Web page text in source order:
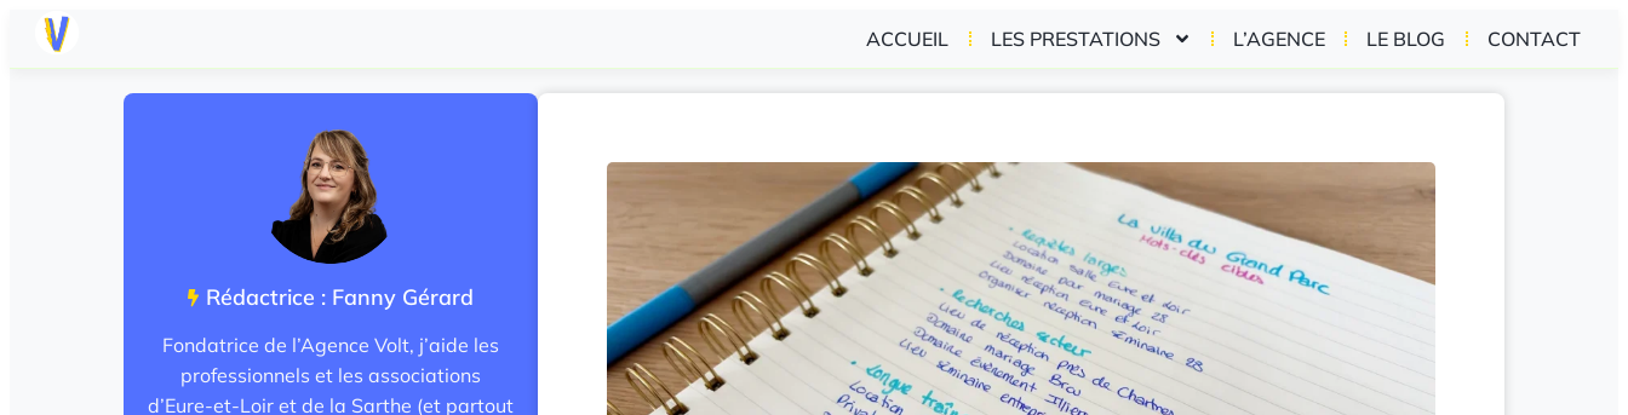
ACCUEIL LES PRESTATIONS L’AGENCE LE BLOG CONTACT
Rédactrice : Fanny Gérard
Fondatrice de l’Agence Volt, j’aide les
professionnels et les associations
d’Eure-et-Loir et de la Sarthe (et partout